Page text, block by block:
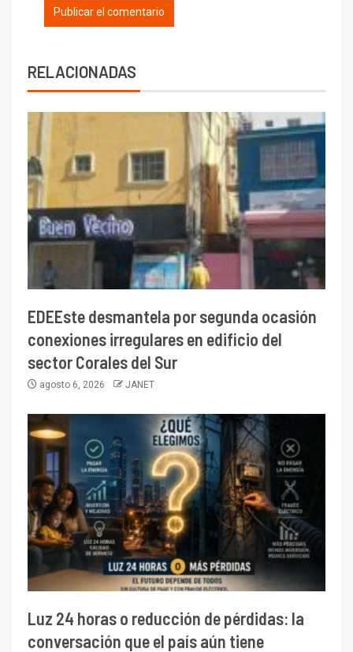
RELACIONADAS
EDEEste desmantela por segunda ocasión
conexiones irregulares en edificio del
sector Corales del Sur
agosto 6, 2026 JANET
Luz 24 horas o reducción de pérdidas: la
conversación que el país aún tiene